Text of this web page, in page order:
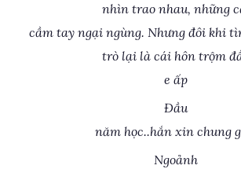
nhìn trao nhau, những
cầm tay ngại ngùng. Nhưng đôi khi
trò lại là cái hôn trộm
e ấp
Đầu
năm học..hắn xin chung
Ngoảnh